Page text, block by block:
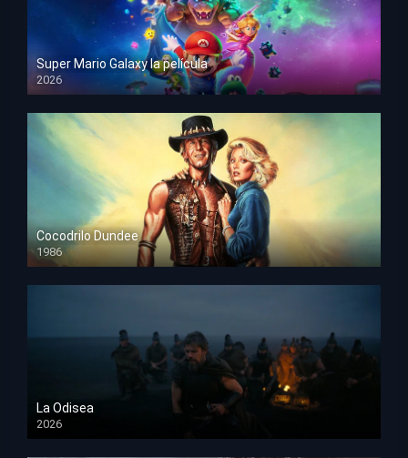
Super Mario Galaxy la película
2026
HD 1080p
Cocodrilo Dundee
1986
HD 1080p
La Odisea
2026
TS Screener